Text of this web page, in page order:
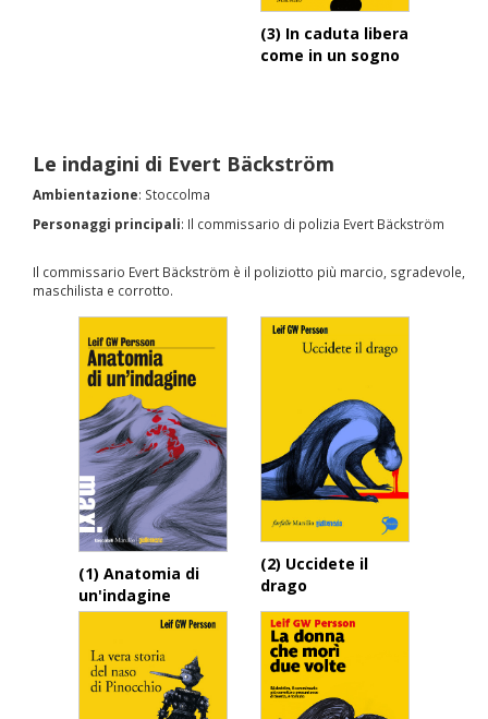
(3) In caduta libera
come in un sogno
Le indagini di Evert Bäckström
Ambientazione: Stoccolma
Personaggi principali: Il commissario di polizia Evert Bäckström
Il commissario Evert Bäckström è il poliziotto più marcio, sgradevole,
maschilista e corrotto.
(1) Anatomia di
un'indagine
(2) Uccidete il
drago